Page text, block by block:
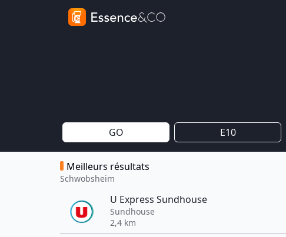
GO E10
Meilleurs résultats
Schwobsheim
U Express Sundhouse
Sundhouse
2,4 km